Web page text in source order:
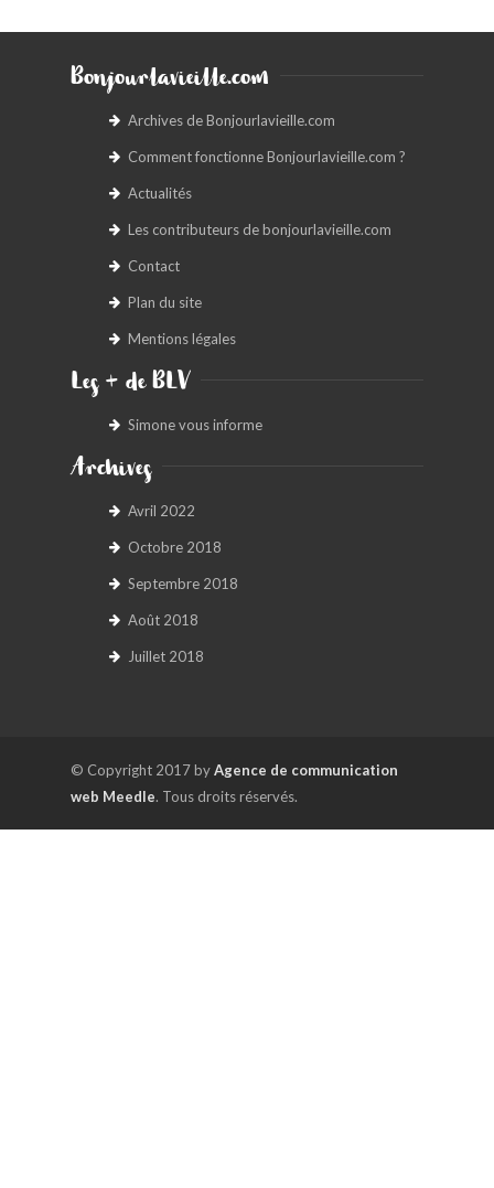
Bonjourlavieille.com
Archives de Bonjourlavieille.com
Comment fonctionne Bonjourlavieille.com ?
Actualités
Les contributeurs de bonjourlavieille.com
Contact
Plan du site
Mentions légales
Les + de BLV
Simone vous informe
Archives
Avril 2022
Octobre 2018
Septembre 2018
Août 2018
Juillet 2018
© Copyright 2017 byAgence de communication
web Meedle. Tous droits réservés.